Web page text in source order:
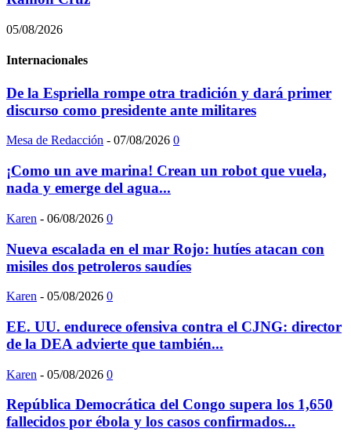
05/08/2026
Internacionales
De la Espriella rompe otra tradición y dará primer
discurso como presidente ante militares
Mesa de Redacción - 07/08/2026 0
¡Como un ave marina! Crean un robot que vuela,
nada y emerge del agua...
Karen - 06/08/2026 0
Nueva escalada en el mar Rojo: hutíes atacan con
misiles dos petroleros saudíes
Karen - 05/08/2026 0
EE. UU. endurece ofensiva contra el CJNG: director
de la DEA advierte que también...
Karen - 05/08/2026 0
República Democrática del Congo supera los 1,650
fallecidos por ébola y los casos confirmados...